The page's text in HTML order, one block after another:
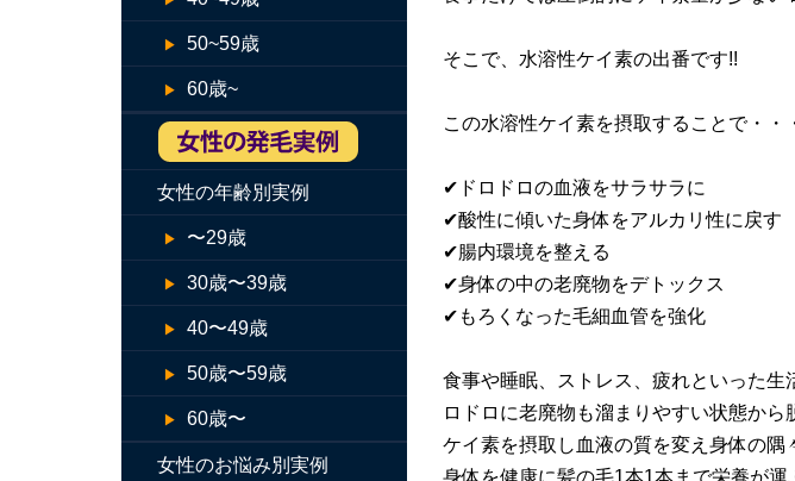
50~59歳
60歳~
女性の年齢別実例
〜29歳
30歳〜39歳
40〜49歳
50歳〜59歳
60歳〜
女性のお悩み別実例
そこで、水溶性ケイ素の出番です!!
この水溶性ケイ素を摂取することで・・
✔ドロドロの血液をサラサラに
✔酸性に傾いた身体をアルカリ性に戻す
✔腸内環境を整える
✔身体の中の老廃物をデトックス
✔もろくなった毛細血管を強化
食事や睡眠、ストレス、疲れといった
ロドロに老廃物も溜まりやすい状態から
ケイ素を摂取し血液の質を変え身体の隅
身体を健康に髪の毛1本1本まで栄養が運